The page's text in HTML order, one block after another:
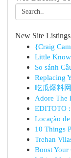
New Site Listings
{Craig
Little
So sánh
Replacing
吃瓜爆料网
Adore The
EDITOTO
Locação
10 Things
Trehan
Boost Your